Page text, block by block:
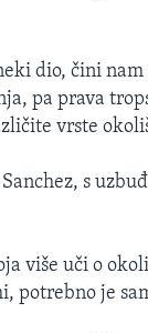
dio, čini
pa prava
vrste
s
više uči o
potrebno je